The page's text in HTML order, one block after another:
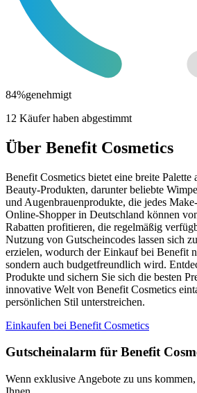
84%genehmigt
12 Käufer haben abgestimmt
Über Benefit Cosmetics
Benefit Cosmetics bietet eine breite Palette
Beauty-Produkten, darunter beliebte
und Augenbrauenprodukte, die jedes
Online-Shopper in Deutschland können
Rabatten profitieren, die regelmäßig
Nutzung von Gutscheincodes lassen sich
erzielen, wodurch der Einkauf bei Benefit
sondern auch budgetfreundlich wird.
Produkte und sichern Sie sich die besten
innovative Welt von Benefit Cosmetics
persönlichen Stil unterstreichen.
Einkaufen bei Benefit Cosmetics
Gutscheinalarm für Benefit
Wenn exklusive Angebote zu uns